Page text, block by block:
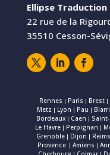
Ellipse Traduction
22 rue de la
35510 Cesson-
Rennes | Paris | Brest |
Metz | Lyon | Pau |
Bordeaux| Caen |
Le Havre| Perpignan |
Grenoble | Dijon | Reims
Provence |Amiens |